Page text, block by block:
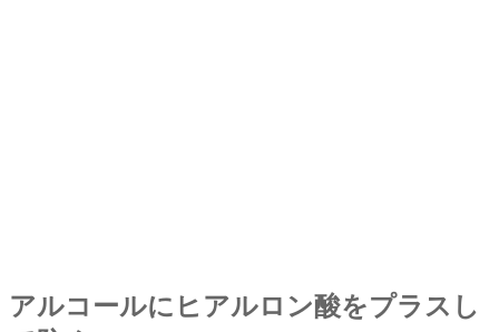
アルコールにヒアルロン酸をプラスし